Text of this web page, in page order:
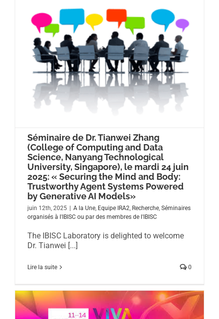
Séminaire de Dr. Tianwei Zhang
(College of Computing and Data
Science, Nanyang Technological
University, Singapore), le mardi 24 juin
2025: « Securing the Mind and Body:
Trustworthy Agent Systems Powered
by Generative AI Models»
juin 12th, 2025 A la Une, Equipe IRA2, Recherche, Séminaires
organisés à l'IBISC ou par des membres de l'IBISC
The IBISC Laboratory is delighted to welcome
Dr. Tianwei [...]
Lire la suite 0